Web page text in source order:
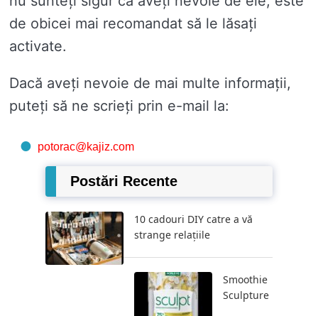
de obicei mai recomandat să le lăsați
activate.
Dacă aveți nevoie de mai multe informații,
puteți să ne scrieți prin e-mail la:
potorac@kajiz.com
Postări Recente
10 cadouri DIY catre a vă
strange relațiile
Smoothie
Sculpture